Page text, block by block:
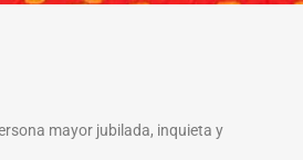
mayor jubilada, inquieta y